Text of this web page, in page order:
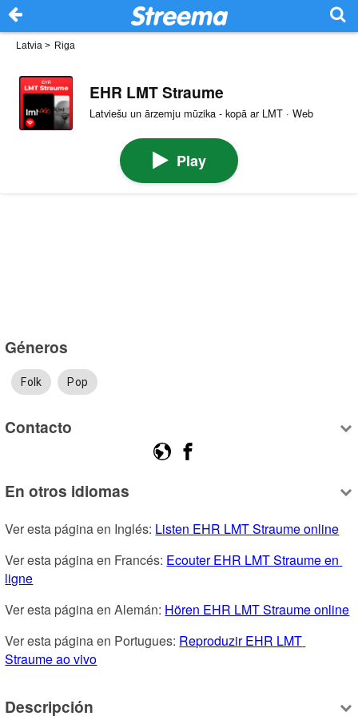
Latvia > Riga
EHR LMT Straume
Latviešu un ārzemju mūzika - kopā ar LMT · Web
Play
Géneros
Folk Pop
Contacto
En otros idiomas
Ver esta página en Inglés: Listen EHR LMT Straume online
Ver esta página en Francés: Ecouter EHR LMT Straume en
ligne
Ver esta página en Alemán: Hören EHR LMT Straume online
Ver esta página en Portugues: Reproduzir EHR LMT
Straume ao vivo
Descripción